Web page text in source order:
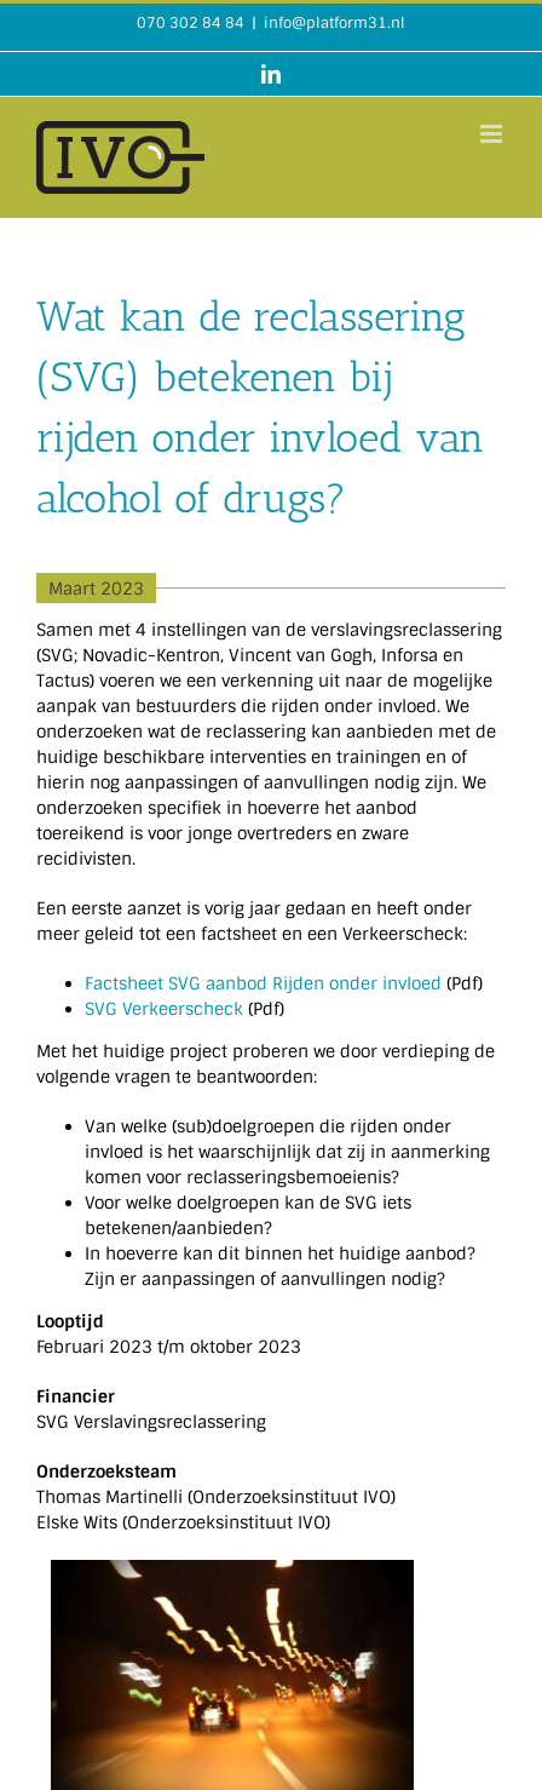
Ga
070 302 84 84 | info@platform31.nl
LinkedIn
Wat kan de reclassering
(SVG) betekenen bij
rijden onder invloed van
alcohol of drugs?
Maart 2023
Samen met 4 instellingen van de verslavingsreclassering
(SVG; Novadic-Kentron, Vincent van Gogh, Inforsa en
Tactus) voeren we een verkenning uit naar de mogelijke
aanpak van bestuurders die rijden onder invloed. We
onderzoeken wat de reclassering kan aanbieden met de
huidige beschikbare interventies en trainingen en of
hierin nog aanpassingen of aanvullingen nodig zijn. We
onderzoeken specifiek in hoeverre het aanbod
toereikend is voor jonge overtreders en zware
recidivisten.
Een eerste aanzet is vorig jaar gedaan en heeft onder
meer geleid tot een factsheet en een Verkeerscheck:
Factsheet SVG aanbod Rijden onder invloed (Pdf)
SVG Verkeerscheck (Pdf)
Met het huidige project proberen we door verdieping de
volgende vragen te beantwoorden:
Van welke (sub)doelgroepen die rijden onder
invloed is het waarschijnlijk dat zij in aanmerking
komen voor reclasseringsbemoeienis?
Voor welke doelgroepen kan de SVG iets
betekenen/aanbieden?
In hoeverre kan dit binnen het huidige aanbod?
Zijn er aanpassingen of aanvullingen nodig?
Looptijd
Februari 2023 t/m oktober 2023
Financier
SVG Verslavingsreclassering
Onderzoeksteam
Thomas Martinelli (Onderzoeksinstituut IVO)
Elske Wits (Onderzoeksinstituut IVO)